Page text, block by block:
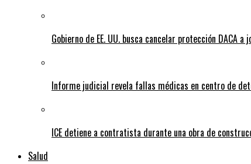
Gobierno de EE. UU. busca cancelar protección DACA
Informe judicial revela fallas médicas en centro de
ICE detiene a contratista durante una obra de
Salud